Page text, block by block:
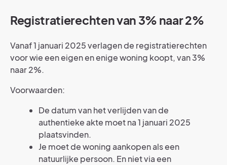
Registratierechten van 3% naar 2%
Vanaf 1 januari 2025 verlagen de registratierechten
voor wie een eigen en enige woning koopt, van 3%
naar 2%.
Voorwaarden:
De datum van het verlijden van de
authentieke akte moet na 1 januari 2025
plaatsvinden.
Je moet de woning aankopen als een
natuurlijke persoon. En niet via een